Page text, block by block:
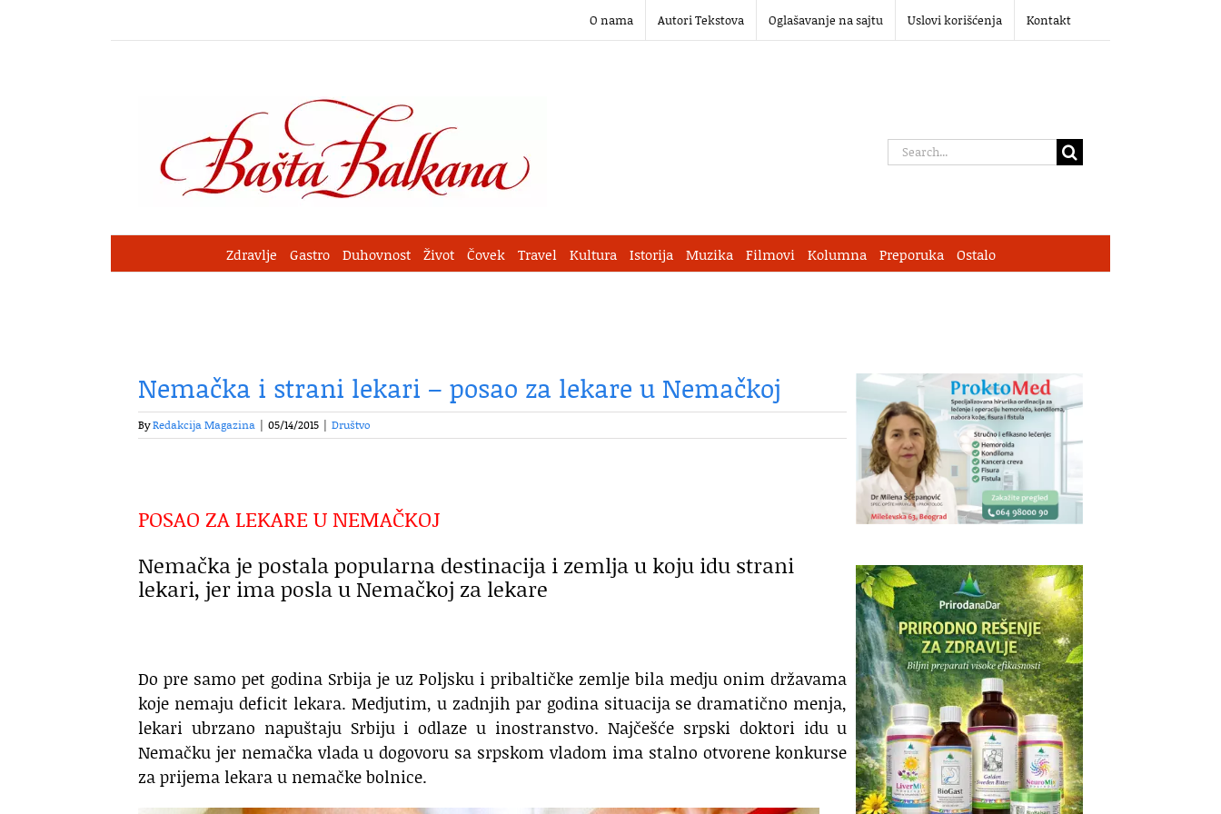
O nama Autori Tekstova Oglašavanje na sajtu Uslovi korišćenja Kontakt
Search
Zdravlje Gastro Duhovnost Život Čovek Travel Kultura Istorija Muzika Filmovi Kolumna Preporuka Ostalo
Nemačka i strani lekari – posao za lekare u Nemačkoj
ByRedakcija Magazina | 05/14/2015 | Društvo
POSAO ZA LEKARE U NEMAČKOJ
Nemačka je postala popularna destinacija i zemlja u koju idu strani
lekari, jer ima posla u Nemačkoj za lekare
Do pre samo pet godina Srbija je uz Poljsku i pribaltičke zemlje bila medju onim državama
koje nemaju deficit lekara. Medjutim, u zadnjih par godina situacija se dramatično menja,
lekari ubrzano napuštaju Srbiju i odlaze u inostranstvo. Najčešće srpski doktori idu u
Nemačku jer nemačka vlada u dogovoru sa srpskom vladom ima stalno otvorene konkurse
za prijema lekara u nemačke bolnice.